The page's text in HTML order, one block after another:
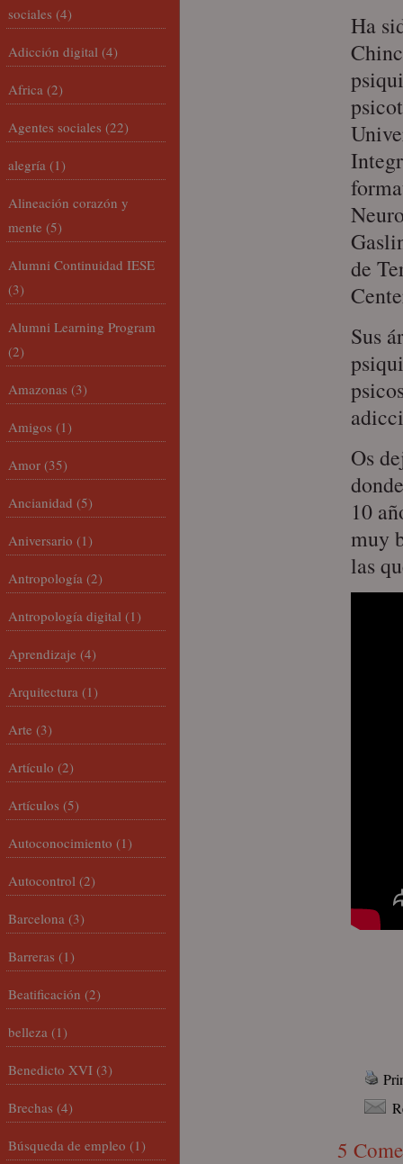
Ha
de
Sus
Os
10
muy
las
5
sociales (4)
Adicción digital (4)
Africa (2)
Agentes sociales (22)
alegría (1)
Alineación corazón y
mente (5)
Alumni Continuidad IESE
(3)
Alumni Learning Program
(2)
Amazonas (3)
Amigos (1)
Amor (35)
Ancianidad (5)
Aniversario (1)
Antropología (2)
Antropología digital (1)
Aprendizaje (4)
Arquitectura (1)
Arte (3)
Artículo (2)
Artículos (5)
Autoconocimiento (1)
Autocontrol (2)
Barcelona (3)
Barreras (1)
Beatificación (2)
belleza (1)
Benedicto XVI (3)
Brechas (4)
Búsqueda de empleo (1)